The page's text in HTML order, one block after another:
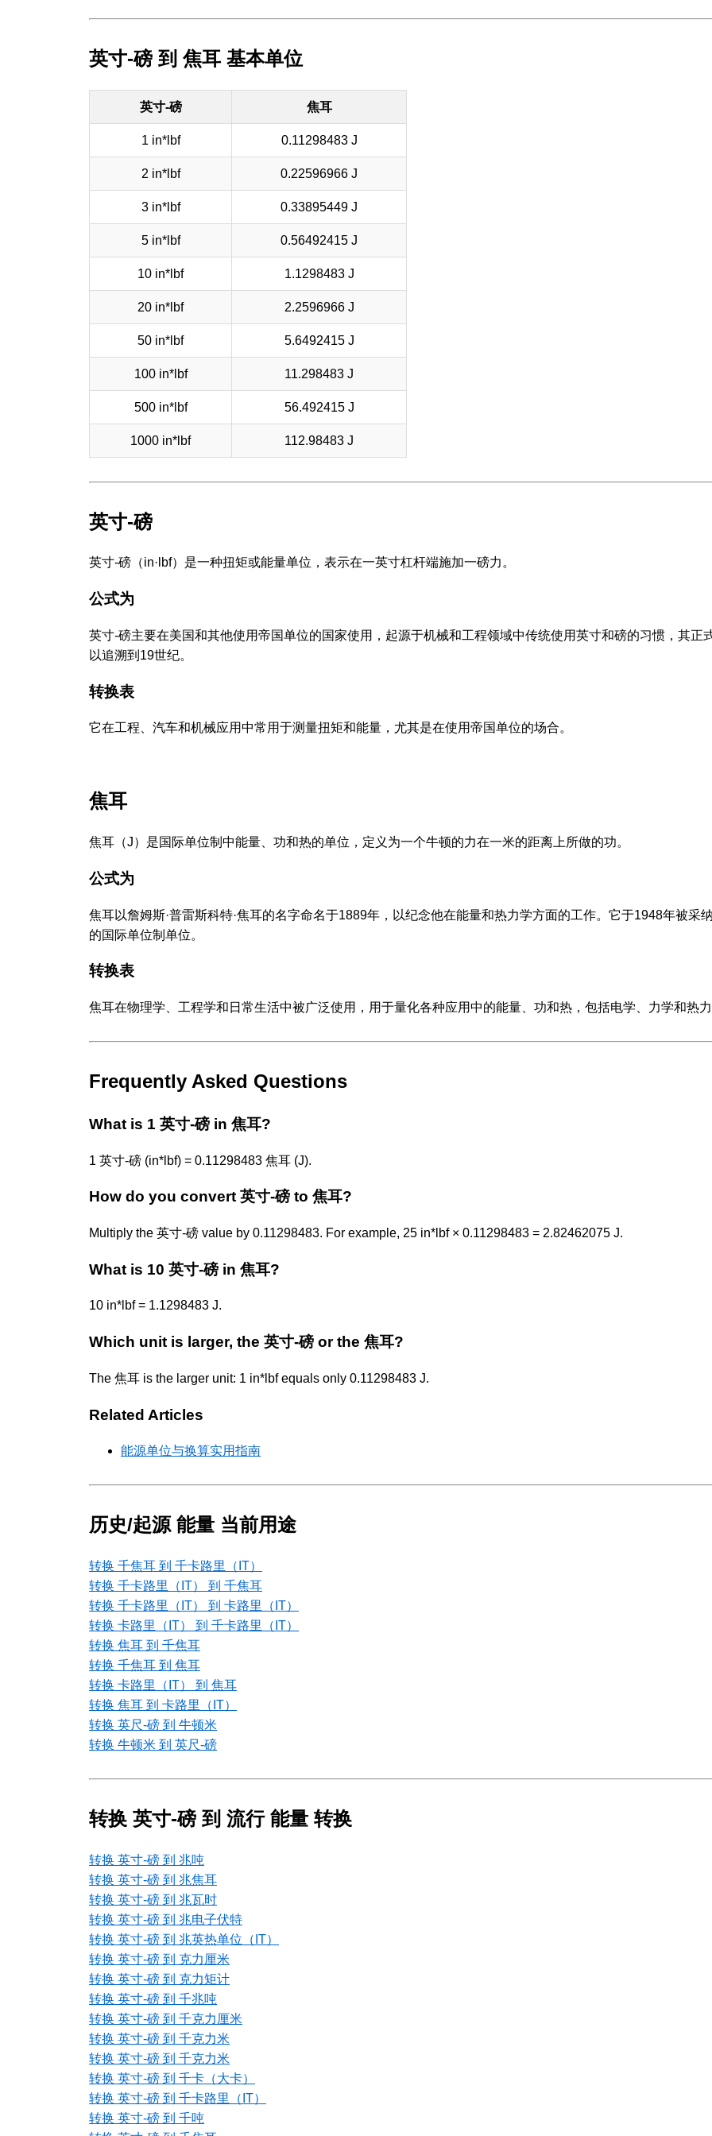
英寸-磅 到 焦耳 基本单位
英寸-磅 焦耳
1 in*lbf 0.11298483 J
2 in*lbf 0.22596966 J
3 in*lbf 0.33895449 J
5 in*lbf 0.56492415 J
10 in*lbf 1.1298483 J
20 in*lbf 2.2596966 J
50 in*lbf 5.6492415 J
100 in*lbf 11.298483 J
500 in*lbf 56.492415 J
1000 in*lbf 112.98483 J
英寸-磅
英寸-磅（in·lbf）是一种扭矩或能量单位，表示在一英寸杠杆端施加一磅力。
公式为
英寸-磅主要在美国和其他使用帝国单位的国家使用，起源于机械和工程领域中传统使用英寸和磅的习惯，其正
以追溯到19世纪。
转换表
它在工程、汽车和机械应用中常用于测量扭矩和能量，尤其是在使用帝国单位的场合。
焦耳
焦耳（J）是国际单位制中能量、功和热的单位，定义为一个牛顿的力在一米的距离上所做的功。
公式为
焦耳以詹姆斯·普雷斯科特·焦耳的名字命名于1889年，以纪念他在能量和热力学方面的工作。它于1948年被采
的国际单位制单位。
转换表
焦耳在物理学、工程学和日常生活中被广泛使用，用于量化各种应用中的能量、功和热，包括电学、力学和热
Frequently Asked Questions
What is 1 英寸-磅 in 焦耳?
1 英寸-磅 (in*lbf) = 0.11298483 焦耳 (J).
How do you convert 英寸-磅 to 焦耳?
Multiply the 英寸-磅 value by 0.11298483. For example, 25 in*lbf × 0.11298483 = 2.82462075 J.
What is 10 英寸-磅 in 焦耳?
10 in*lbf = 1.1298483 J.
Which unit is larger, the 英寸-磅 or the 焦耳?
The 焦耳 is the larger unit: 1 in*lbf equals only 0.11298483 J.
Related Articles
能源单位与换算实用指南
历史/起源 能量 当前用途
转换 千焦耳 到 千卡路里（IT）
转换 千卡路里（IT） 到 千焦耳
转换 千卡路里（IT） 到 卡路里（IT）
转换 卡路里（IT） 到 千卡路里（IT）
转换 焦耳 到 千焦耳
转换 千焦耳 到 焦耳
转换 卡路里（IT） 到 焦耳
转换 焦耳 到 卡路里（IT）
转换 英尺-磅 到 牛顿米
转换 牛顿米 到 英尺-磅
转换 英寸-磅 到 流行 能量 转换
转换 英寸-磅 到 兆吨
转换 英寸-磅 到 兆焦耳
转换 英寸-磅 到 兆瓦时
转换 英寸-磅 到 兆电子伏特
转换 英寸-磅 到 兆英热单位（IT）
转换 英寸-磅 到 克力厘米
转换 英寸-磅 到 克力矩计
转换 英寸-磅 到 千兆吨
转换 英寸-磅 到 千克力厘米
转换 英寸-磅 到 千克力米
转换 英寸-磅 到 千克力米
转换 英寸-磅 到 千卡（大卡）
转换 英寸-磅 到 千卡路里（IT）
转换 英寸-磅 到 千吨